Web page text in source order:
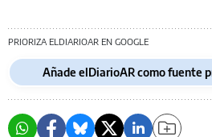
PRIORIZA ELDIARIOAR EN GOOGLE
Añade elDiarioAR como fuente